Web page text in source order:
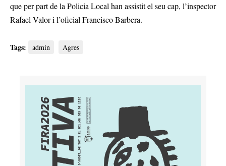
que per part de la Policia Local han assistit el seu cap, l’inspector
Rafael Valor i l’oficial Francisco Barbera.
Tags: admin Agres